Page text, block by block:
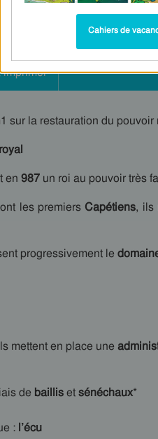
imprimer
sur la restauration du pouvoir
en 987 un roi au pouvoir très
les premiers Capétiens, ils
progressivement le
mettent en place une
de baillisetsénéchaux*
: l’écu
Cahiers de